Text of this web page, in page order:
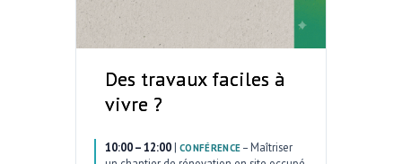
Des travaux faciles à
vivre ?
10:00 – 12:00 | CONFÉRENCE – Maîtriser